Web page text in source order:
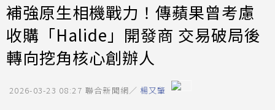
補強原生相機戰力！傳蘋果曾考慮
收購「Halide」開發商 交易破局後
轉向挖角核心創辦人
2026-03-23 08:27 聯合新聞網／ 楊又肇